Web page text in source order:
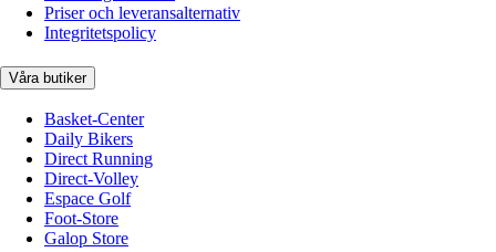
Priser och leveransalternativ
Integritetspolicy
Våra butiker
Basket-Center
Daily Bikers
Direct Running
Direct-Volley
Espace Golf
Foot-Store
Galop Store